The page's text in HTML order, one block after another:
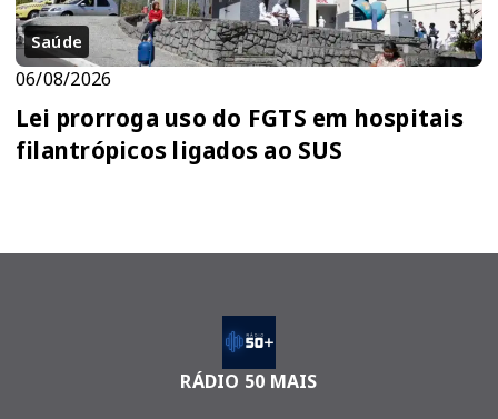
Saúde
06/08/2026
Lei prorroga uso do FGTS em hospitais
filantrópicos ligados ao SUS
RÁDIO 50 MAIS